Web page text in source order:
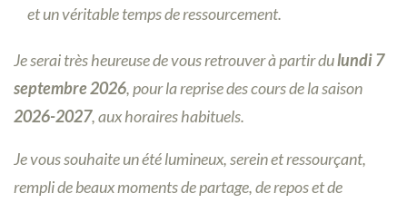
et un véritable temps de ressourcement.
Je serai très heureuse de vous retrouver à partir dulundi 7
septembre 2026, pour la reprise des cours de la saison
2026-2027, aux horaires habituels.
Je vous souhaite un été lumineux, serein et ressourçant,
rempli de beaux moments de partage, de repos et de